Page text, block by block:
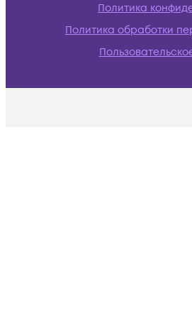
Политика
Политика обработки